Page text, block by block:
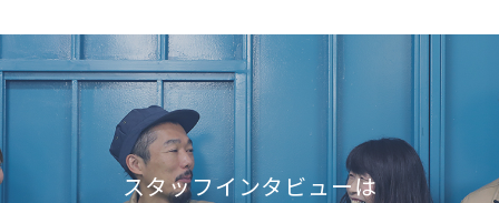
スタッフインタビューは